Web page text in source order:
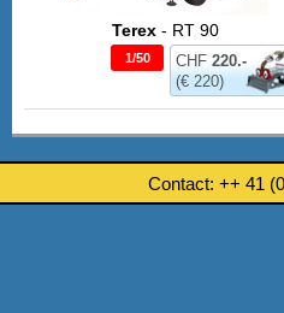
Terex - RT 90
CHF 220.-
(€ 220)
1/50
Contact: ++ 41